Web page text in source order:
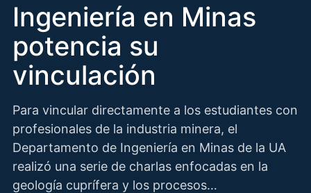
Ingeniería en Minas
potencia su
vinculación
Para vincular directamente a los estudiantes con
profesionales de la industria minera, el
Departamento de Ingeniería en Minas de la UA
realizó una serie de charlas enfocadas en la
geología cuprífera y los procesos…